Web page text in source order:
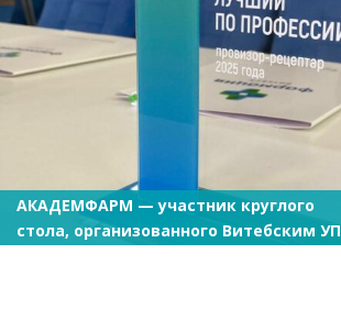
АКАДЕМФАРМ — участник круглого
стола, организованного Витебским УП